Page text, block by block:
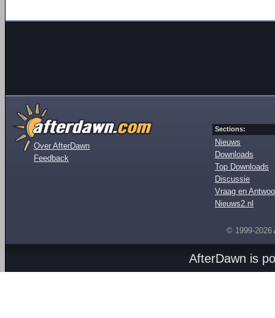
Over AfterDawn
Feedback
Sections:
Nieuws
Downloads
Top Downloads
Discussie
Vraag en
Nieuws2.nl
© 1999-2026
AfterDawn is